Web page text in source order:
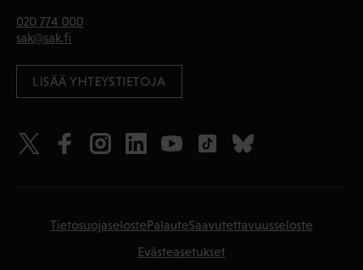
020 774 000
sak@sak.fi
LISÄÄ YHTEYSTIETOJA
TietosuojaselostePalauteSaavutettavuusseloste
Evästeasetukset